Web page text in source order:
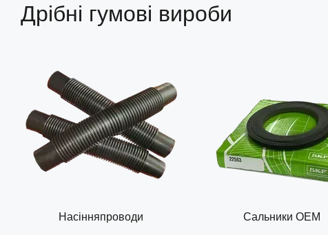
Дрібні гумові вироби
Насінняпроводи Сальники ОЕМ